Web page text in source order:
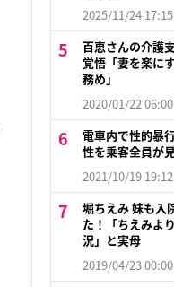
2025/11/24 17:15
百恵さんの介護
覚悟「妻を楽に
務め」
2020/01/22 06:00
電車内で性的暴
性を乗客全員が
2021/10/19 19:12
堀ちえみ 妹も入
た！「ちえみよ
況」と実母
2019/04/23 00:00